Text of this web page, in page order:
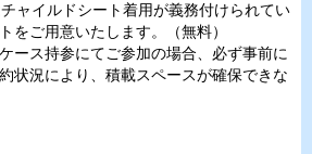
ャイルドシート着用が義務付けられてい
をご用意いたします。（無料）
ース持参にてご参加の場合、必ず事前に
状況により、積載スペースが確保できな